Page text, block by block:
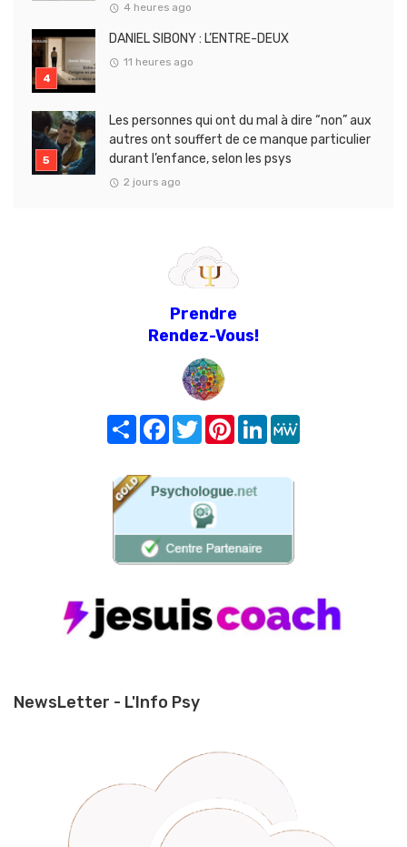
4 heures ago
DANIEL SIBONY : L’ENTRE-DEUX
11 heures ago
Les personnes qui ont du mal à dire “non” aux
autres ont souffert de ce manque particulier
durant l’enfance, selon les psys
2 jours ago
Prendre
Rendez-Vous!
Share FacebookTwitterPinterest
LinkedIn
NewsLetter - L'Info Psy